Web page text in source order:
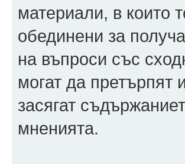
материали, в които
обединени за
на въпроси със
могат да претърпят
засягат
мненията.